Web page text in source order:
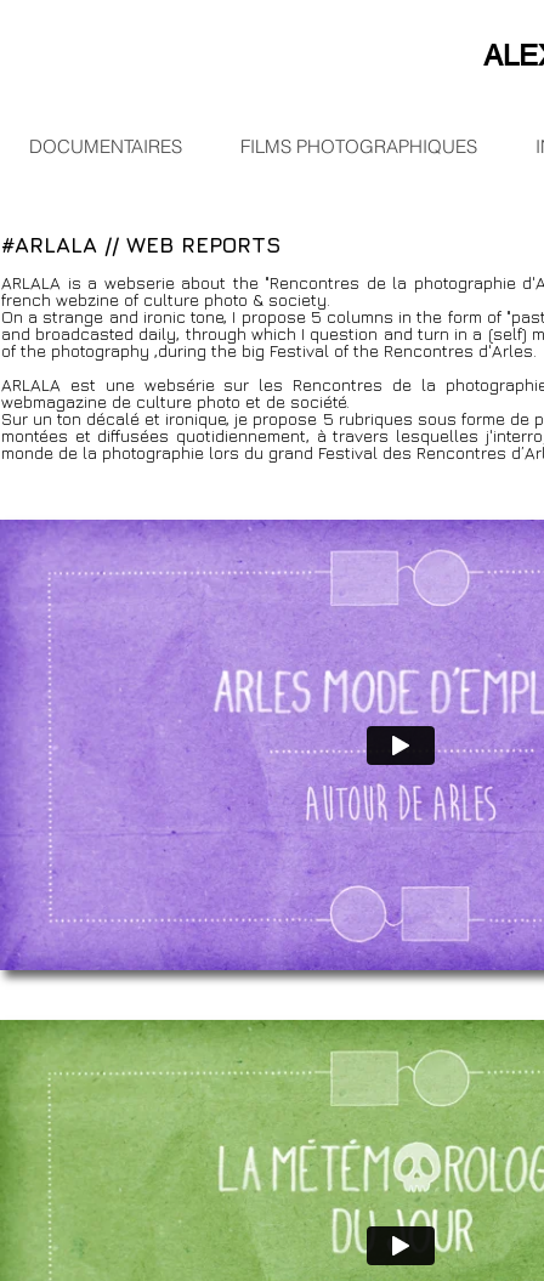
DOCUMENTAIRES FILMS PHOTOGRAPHIQUES
#ARLALA // WEB REPORTS
ARLALA is a webserie about the "Rencontres de la photographie
french webzine of culture photo & society.
On a strange and ironic tone, I propose 5 columns in the form of
and broadcasted daily, through which I question and turn in a (self)
of the photography ,during the big Festival of the Rencontres d'Arles.
ARLALA est une websérie sur les Rencontres de la
webmagazine de culture photo et de société.
Sur un ton décalé et ironique, je propose 5 rubriques sous forme de
montées et diffusées quotidiennement, à travers lesquelles
monde de la photographie lors du grand Festival des Rencontres